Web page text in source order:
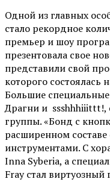
Одной из главных
стало рекордное
премьер и шоу
презентовала свое
представили свой
которого состоялась
Большие
Драгни и ssshhhiiittt!,
группы. «Бонд с
расширенном
инструментами. С
Inna Syberia, а
Fray стал